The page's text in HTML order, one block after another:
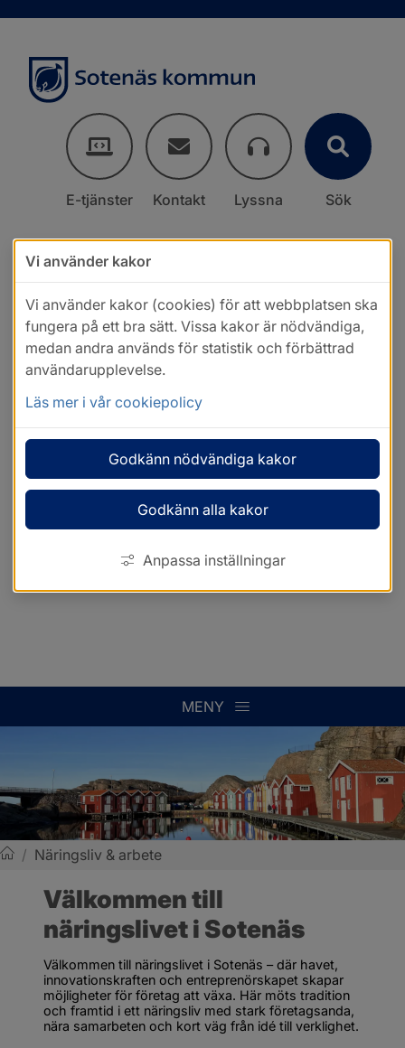
E-tjänster Kontakt Lyssna Sök
MENY
/ Näringsliv & arbete
Välkommen till
näringslivet i Sotenäs
Välkommen till näringslivet i Sotenäs – där havet,
innovationskraften och entreprenörskapet skapar
möjligheter för företag att växa. Här möts tradition
och framtid i ett näringsliv med stark företagsanda,
nära samarbeten och kort väg från idé till verklighet.
Vi använder kakor
Vi använder kakor (cookies) för att webbplatsen ska
fungera på ett bra sätt. Vissa kakor är nödvändiga,
medan andra används för statistik och förbättrad
användarupplevelse.
Läs mer i vår cookiepolicy
Godkänn nödvändiga kakor
Godkänn alla kakor
Anpassa inställningar